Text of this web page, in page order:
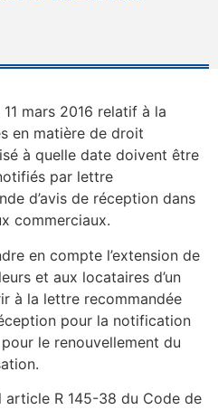
mars 2016 relatif à la
en matière de droit
à quelle date doivent être
par lettre
d’avis de réception dans
commerciaux.
en compte l’extension de
et aux locataires d’un
à la lettre recommandée
pour la notification
le renouvellement du
article R 145-38 du Code de